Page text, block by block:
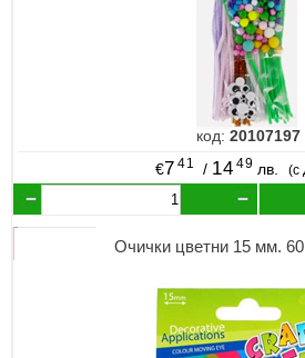
код: 20107197
€7 41 / 14 49 лв. (с
Очички цветни 15 мм. 60